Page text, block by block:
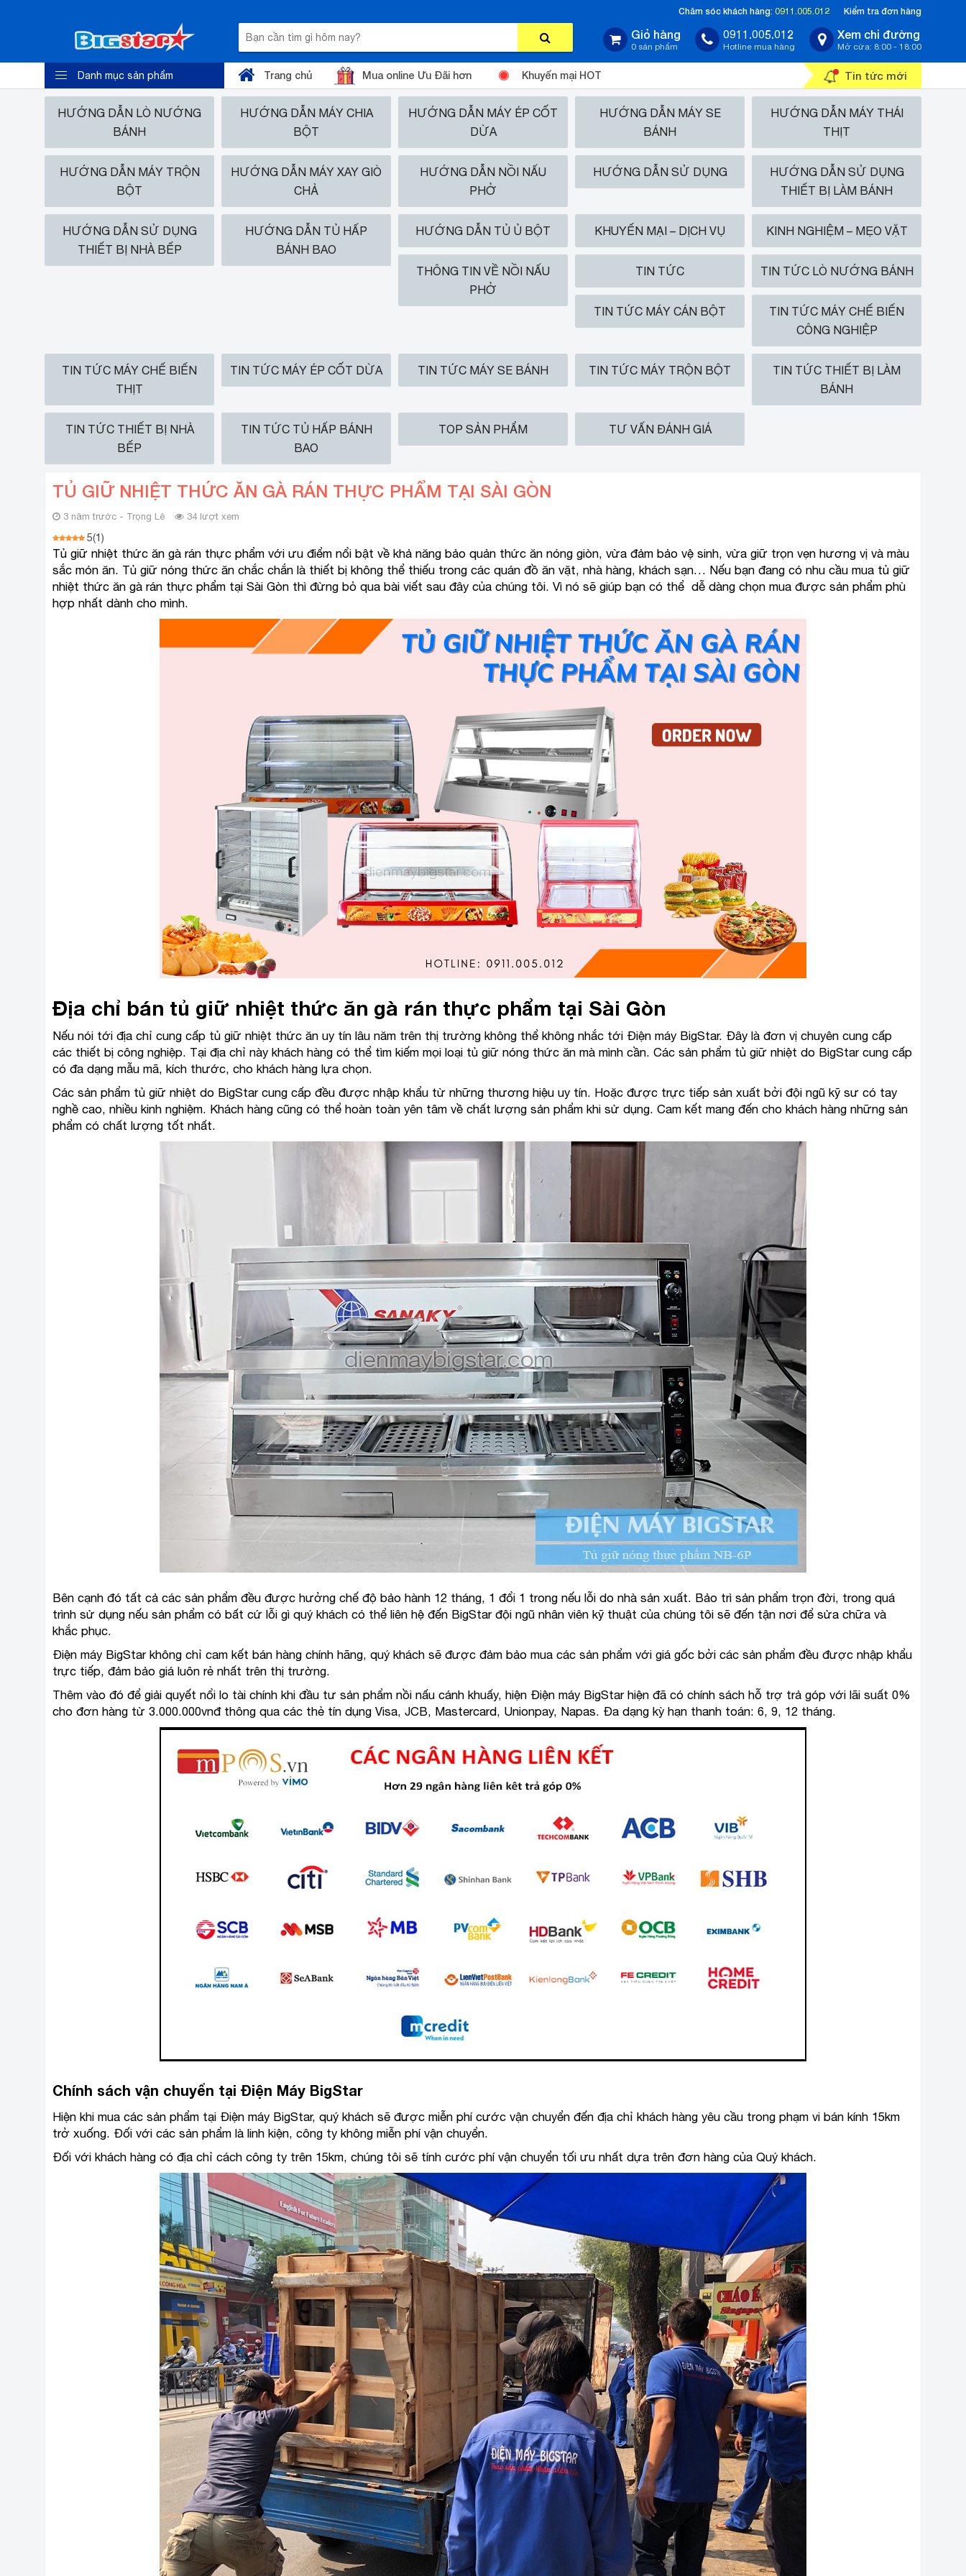
Chăm sóc khách hàng: 0911.005.012 Kiểm tra đơn hàng
Giỏ hàng
0 sản phẩm
0911.005.012
Hotline mua hàng
Xem chỉ đường
Mở cửa: 8:00 - 18:00
Danh mục sản phẩm Trang chủ Mua online Ưu Đãi hơn Khuyến mại HOT Tin tức mới
HƯỚNG DẪN LÒ NƯỚNG
BÁNH
HƯỚNG DẪN MÁY CHIA
BỘT
HƯỚNG DẪN MÁY ÉP CỐT
DỪA
HƯỚNG DẪN MÁY SE
BÁNH
HƯỚNG DẪN MÁY THÁI
THỊT
HƯỚNG DẪN MÁY TRỘN
BỘT
HƯỚNG DẪN MÁY XAY GIÒ
CHẢ
HƯỚNG DẪN NỒI NẤU
PHỞ
HƯỚNG DẪN SỬ DỤNG
HƯỚNG DẪN SỬ DỤNG
THIẾT BỊ LÀM BÁNH
HƯỚNG DẪN SỬ DỤNG
THIẾT BỊ NHÀ BẾP
HƯỚNG DẪN TỦ HẤP
BÁNH BAO
HƯỚNG DẪN TỦ Ủ BỘT KHUYẾN MẠI – DỊCH VỤ KINH NGHIỆM – MẸO VẶT
THÔNG TIN VỀ NỒI NẤU
PHỞ
TIN TỨC TIN TỨC LÒ NƯỚNG BÁNH
TIN TỨC MÁY CÁN BỘT
TIN TỨC MÁY CHẾ BIẾN
CÔNG NGHIỆP
TIN TỨC MÁY CHẾ BIẾN
THỊT
TIN TỨC MÁY ÉP CỐT DỪA TIN TỨC MÁY SE BÁNH TIN TỨC MÁY TRỘN BỘT
TIN TỨC THIẾT BỊ LÀM
BÁNH
TIN TỨC THIẾT BỊ NHÀ
BẾP
TIN TỨC TỦ HẤP BÁNH
BAO
TOP SẢN PHẨM TƯ VẤN ĐÁNH GIÁ
TỦ GIỮ NHIỆT THỨC ĂN GÀ RÁN THỰC PHẨM TẠI SÀI GÒN
3 năm trước - Trọng Lê 34 lượt xem
5(1)
Tủ giữ nhiệt thức ăn gà rán thực phẩm với ưu điểm nổi bật về khả năng bảo quản thức ăn nóng giòn, vừa đảm bảo vệ sinh, vừa giữ trọn vẹn hương vị và màu
sắc món ăn. Tủ giữ nóng thức ăn chắc chắn là thiết bị không thể thiếu trong các quán đồ ăn vặt, nhà hàng, khách sạn… Nếu bạn đang có nhu cầu mua tủ giữ
nhiệt thức ăn gà rán thực phẩm tại Sài Gòn thì đừng bỏ qua bài viết sau đây của chúng tôi. Vì nó sẽ giúp bạn có thể dễ dàng chọn mua được sản phẩm phù
hợp nhất dành cho mình.
Địa chỉ bán tủ giữ nhiệt thức ăn gà rán thực phẩm tại Sài Gòn
Nếu nói tới địa chỉ cung cấp tủ giữ nhiệt thức ăn uy tín lâu năm trên thị trường không thể không nhắc tới Điện máy BigStar. Đây là đơn vị chuyên cung cấp
các thiết bị công nghiệp. Tại địa chỉ này khách hàng có thể tìm kiếm mọi loại tủ giữ nóng thức ăn mà mình cần. Các sản phẩm tủ giữ nhiệt do BigStar cung cấp
có đa dạng mẫu mã, kích thước, cho khách hàng lựa chọn.
Các sản phẩm tủ giữ nhiệt do BigStar cung cấp đều được nhập khẩu từ những thương hiệu uy tín. Hoặc được trực tiếp sản xuất bởi đội ngũ kỹ sư có tay
nghề cao, nhiều kinh nghiệm. Khách hàng cũng có thể hoàn toàn yên tâm về chất lượng sản phẩm khi sử dụng. Cam kết mang đến cho khách hàng những sản
phẩm có chất lượng tốt nhất.
Bên cạnh đó tất cả các sản phẩm đều được hưởng chế độ bảo hành 12 tháng, 1 đổi 1 trong nếu lỗi do nhà sản xuất. Bảo trì sản phẩm trọn đời, trong quá
trình sử dụng nếu sản phẩm có bất cứ lỗi gì quý khách có thể liên hệ đến BigStar đội ngũ nhân viên kỹ thuật của chúng tôi sẽ đến tận nơi để sửa chữa và
khắc phục.
Điện máy BigStar không chỉ cam kết bán hàng chính hãng, quý khách sẽ được đảm bảo mua các sản phẩm với giá gốc bởi các sản phẩm đều được nhập khẩu
trực tiếp, đảm bảo giá luôn rẻ nhất trên thị trường.
Thêm vào đó để giải quyết nổi lo tài chính khi đầu tư sản phẩm nồi nấu cánh khuấy, hiện Điện máy BigStar hiện đã có chính sách hỗ trợ trả góp với lãi suất 0%
cho đơn hàng từ 3.000.000vnđ thông qua các thẻ tín dụng Visa, JCB, Mastercard, Unionpay, Napas. Đa dạng kỳ hạn thanh toán: 6, 9, 12 tháng.
Chính sách vận chuyển tại Điện Máy BigStar
Hiện khi mua các sản phẩm tại Điện máy BigStar, quý khách sẽ được miễn phí cước vận chuyển đến địa chỉ khách hàng yêu cầu trong phạm vi bán kính 15km
trở xuống. Đối với các sản phẩm là linh kiện, công ty không miễn phí vận chuyển.
Đối với khách hàng có địa chỉ cách công ty trên 15km, chúng tôi sẽ tính cước phí vận chuyển tối ưu nhất dựa trên đơn hàng của Quý khách.